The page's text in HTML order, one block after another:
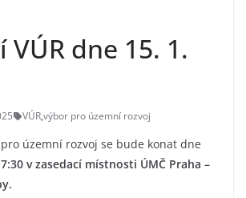
VÚR dne 15. 1.
VÚR,výbor pro územní rozvoj
územní rozvoj se bude konat dne
v zasedací místnosti ÚMČ Praha –